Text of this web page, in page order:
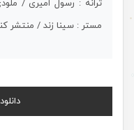
ترانه : رسول امیری /
مستر : سینا زند / منتشر